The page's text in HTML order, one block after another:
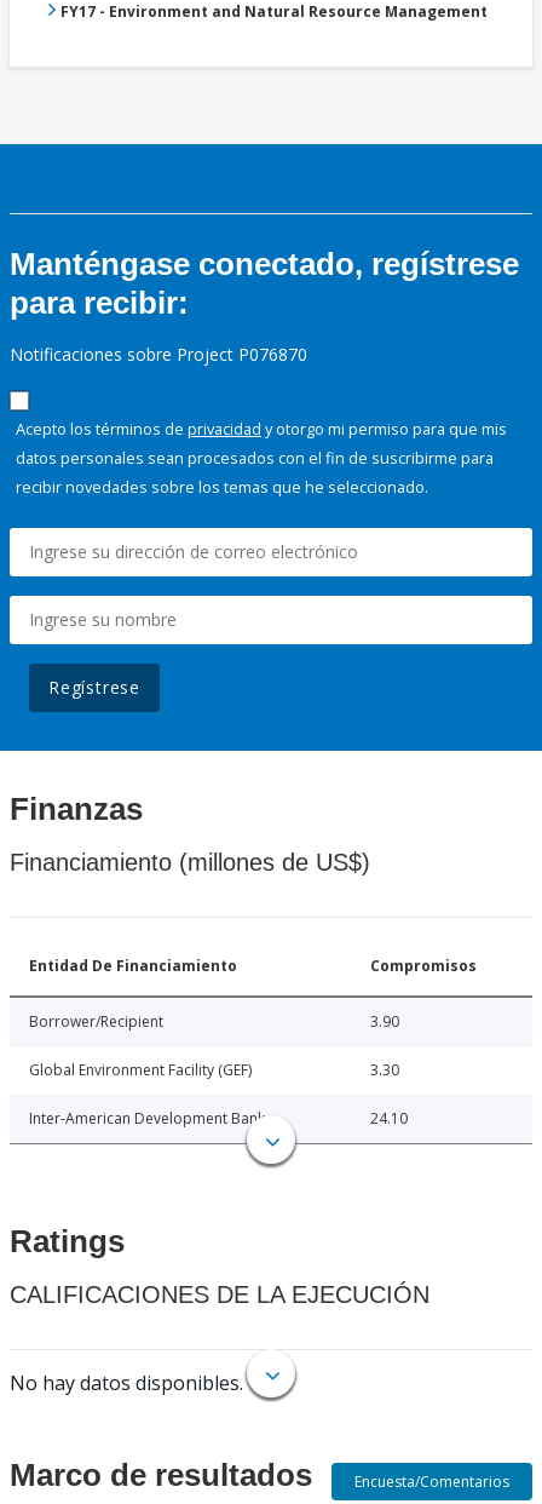
FY17 - Environment and Natural Resource Management
Manténgase conectado, regístrese
para recibir:
Notificaciones sobre Project P076870
Acepto los términos de privacidad y otorgo mi permiso para que mis
datos personales sean procesados con el fin de suscribirme para
recibir novedades sobre los temas que he seleccionado.
Regístrese
Finanzas
Financiamiento (millones de US$)
Entidad De Financiamiento Compromisos
Borrower/Recipient 3.90
Global Environment Facility (GEF) 3.30
Inter-American Development Bank 24.10
Ratings
CALIFICACIONES DE LA EJECUCIÓN
No hay datos disponibles.
Marco de resultados Encuesta/Comentarios